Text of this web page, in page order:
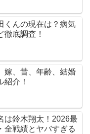
くんの現在は？病気
徹底調査！
嫁、昔、年齢、結婚
紹介！
は鈴木翔太！2026最
全戦績とヤバすぎる